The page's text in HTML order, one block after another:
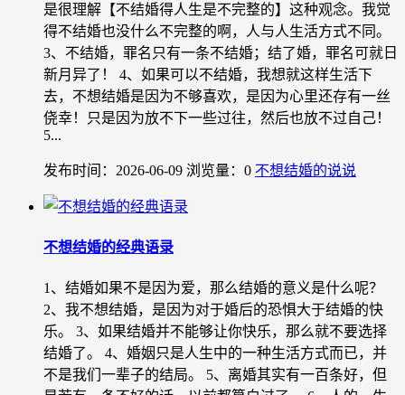
是很理解【不结婚得人生是不完整的】这种观念。我觉
得不结婚也没什么不完整的啊，人与人生活方式不同。
3、不结婚，罪名只有一条不结婚；结了婚，罪名可就日
新月异了！ 4、如果可以不结婚，我想就这样生活下
去，不想结婚是因为不够喜欢，是因为心里还存有一丝
侥幸！只是因为放不下一些过往，然后也放不过自己！
5...
发布时间：2026-06-09 浏览量：0 不想结婚的说说
不想结婚的经典语录
1、结婚如果不是因为爱，那么结婚的意义是什么呢？
2、我不想结婚，是因为对于婚后的恐惧大于结婚的快
乐。 3、如果结婚并不能够让你快乐，那么就不要选择
结婚了。 4、婚姻只是人生中的一种生活方式而已，并
不是我们一辈子的结局。 5、离婚其实有一百条好，但